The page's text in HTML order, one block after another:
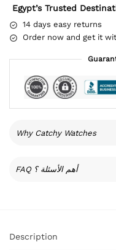
Egypt’s Trusted
14 days easy returns
Order now and get it
Why Catchy Watches
FAQ أهم الأسئلة ؟
Description